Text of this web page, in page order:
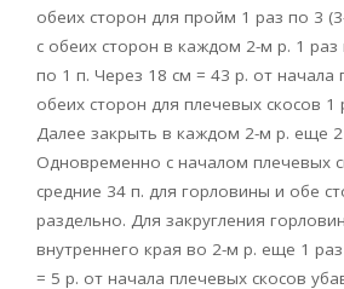
обеих сторон для пройм 1 раз по 3
с обеих сторон в каждом 2-м р. 1 раз
по 1 п. Через 18 см = 43 р. от начала
обеих сторон для плечевых скосов 1
Далее закрыть в каждом 2-м р. еще 2
Одновременно с началом плечевых
средние 34 п. для горловины и обе
раздельно. Для закругления
внутреннего края во 2-м р. еще 1
= 5 р. от начала плечевых скосов